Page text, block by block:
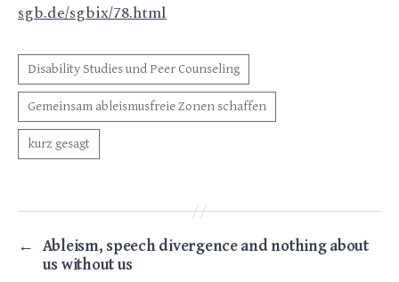
sgb.de/sgbix/78.html
←
Ableism, speech divergence and nothing about
us without us